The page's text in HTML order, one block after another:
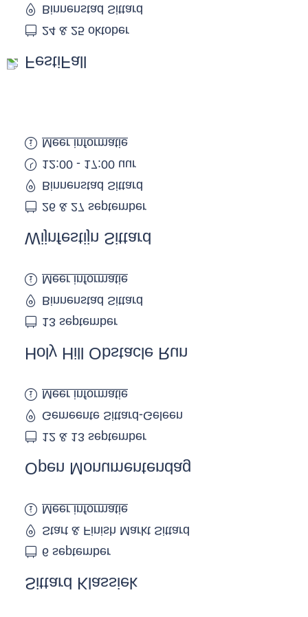
Sittard Klassiek
6 september
Start & Finish Markt Sittard
Meer informatie
Open Monumentendag
12 & 13 september
Gemeente Sittard-Geleen
Meer informatie
Holy Hill Obstacle Run
13 september
Binnenstad Sittard
Meer informatie
Wijnfestijn Sittard
26 & 27 september
Binnenstad Sittard
12:00 - 17:00 uur
Meer informatie
FestiFall
24 & 25 oktober
Binnenstad Sittard